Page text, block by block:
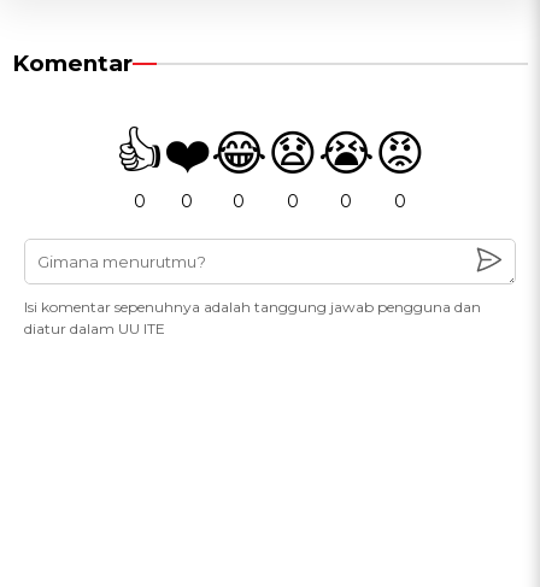
Komentar
👍
0
❤️
0
😂
0
😧
0
😭
0
😡
0
Isi komentar sepenuhnya adalah tanggung jawab pengguna dan
diatur dalam UU ITE